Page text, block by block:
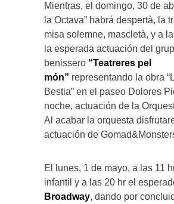
Mientras, el domingo, 30 de
la Octava” habrá despertà, la
misa solemne, mascletà, y a
la esperada actuación del
benissero “Teatreres pel
món” representando la obra
Bestia” en el paseo Dolores
noche, actuación de la
Al acabar la orquesta
actuación de
El lunes, 1 de mayo, a las 11
infantil y a las 20 hr el
Broadway, dando por